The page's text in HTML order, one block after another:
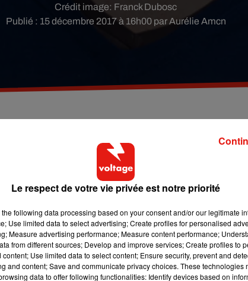
Publié : 15 décembre 2017 à 16h00 par Aurélie Amcn
Crédit image: Franck Dubosc
"Une Ambition Intime". Face à l'animatrice
Regardez ces premières images.
pré, Karine Le Marchand fait aujourd’hui littéralement
peut retenir ses larmes lorsque lors d’un tête-à-tête
sur une tablette. Heureusement, on voit
Lellouche, Danny Brillant ou encore Gérard Darmon.
Le respect de votre vie privée est notre priorité
the following data processing based on your consent and/or our legitimate
Use limited data to select advertising; Create profiles for personalised
Measure advertising performance; Measure content performance;
from different sources; Develop and improve services; Create profiles to
Use limited data to select content; Ensure security, prevent and
and content; Save and communicate privacy choices. These technologies
data to offer following functionalities: Identify devices based on